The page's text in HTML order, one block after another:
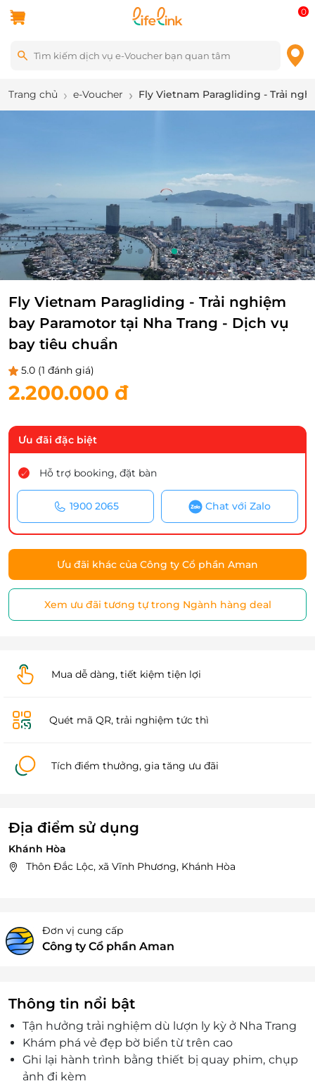
0
Trang chủ e-Voucher Fly Vietnam Paragliding - Trải
6/8
Fly Vietnam Paragliding - Trải nghiệm
bay Paramotor tại Nha Trang - Dịch vụ
bay tiêu chuẩn
5.0 (1 đánh giá)
2.200.000 đ
Ưu đãi đặc biệt
Hỗ trợ booking, đặt bàn
1900 2065 Chat với Zalo
Ưu đãi khác của Công ty Cổ phần Aman
Xem ưu đãi tương tự trong Ngành hàng deal
Mua dễ dàng, tiết kiệm tiện lợi
Quét mã QR, trải nghiệm tức thì
Tích điểm thưởng, gia tăng ưu đãi
Địa điểm sử dụng
Khánh Hòa
Thôn Đắc Lộc, xã Vĩnh Phương, Khánh Hòa
Đơn vị cung cấp
Công ty Cổ phần Aman
Thông tin nổi bật
Tận hưởng trải nghiệm dù lượn ly kỳ ở Nha Trang
Khám phá vẻ đẹp bờ biển từ trên cao
Ghi lại hành trình bằng thiết bị quay phim, chụp
ảnh đi kèm